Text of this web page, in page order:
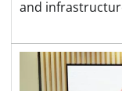
and